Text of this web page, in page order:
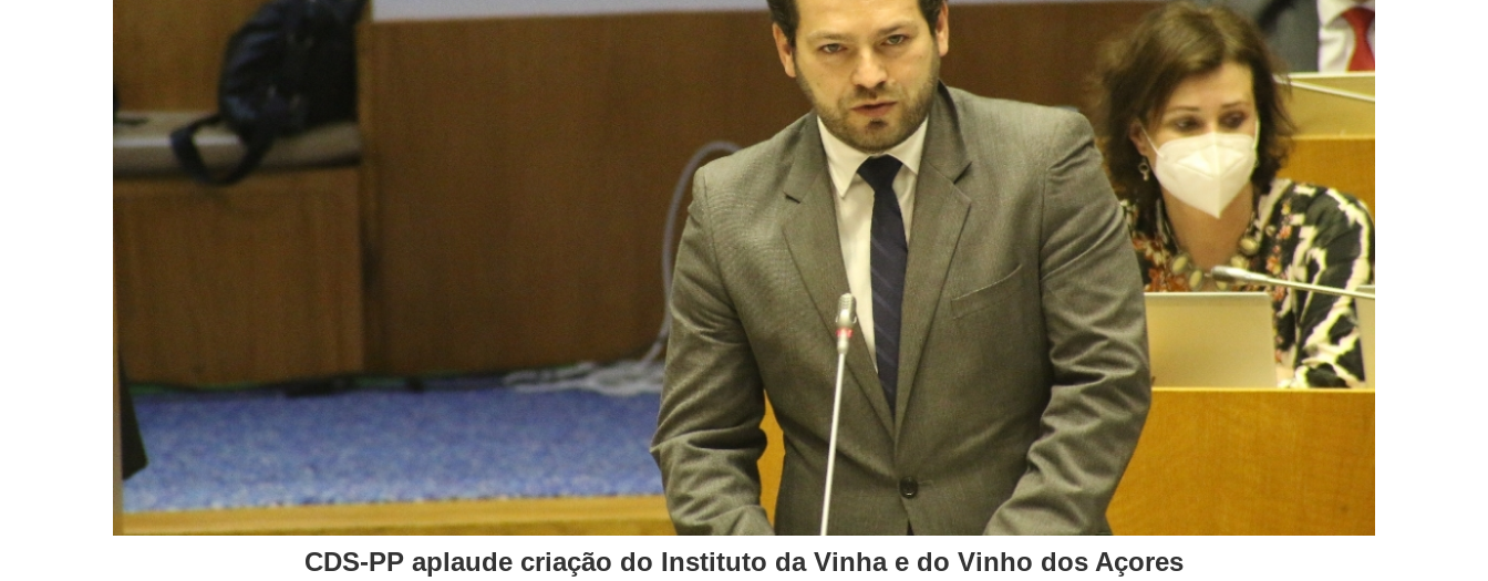
CDS-PP aplaude criação do Instituto da Vinha e do Vinho dos Açores